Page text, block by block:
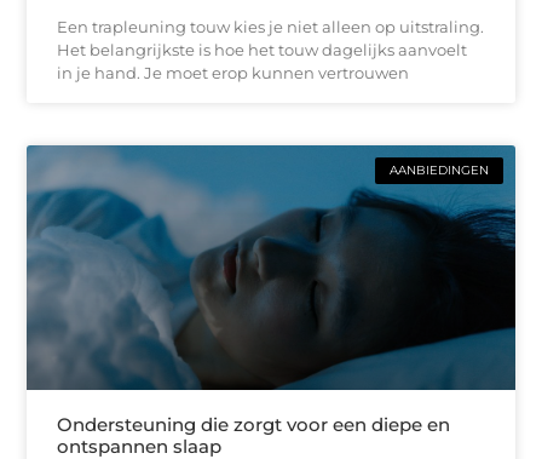
Een trapleuning touw kies je niet alleen op uitstraling.
Het belangrijkste is hoe het touw dagelijks aanvoelt
in je hand. Je moet erop kunnen vertrouwen
AANBIEDINGEN
Ondersteuning die zorgt voor een diepe en
ontspannen slaap